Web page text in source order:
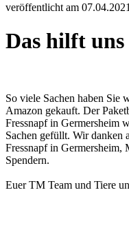
veröffentlicht am 07.04.2021
Das hilft uns
So viele Sachen haben Sie
Amazon gekauft. Der
Fressnapf in Germersheim
Sachen gefüllt. Wir danken
Fressnapf in Germersheim,
Spendern.
Euer TM Team und Tiere